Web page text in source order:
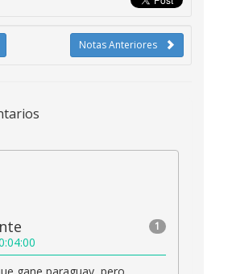
Notas Anteriores
1
gane paraguay, pero